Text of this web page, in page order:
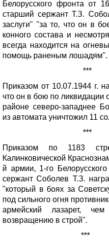
Белорусского фронта от
старший сержант Т.З.
заслуги" "за то, что он в
конного состава и
всегда находится на
помощь раненым лошадям".
***
Приказом от 10.07.1944 г.
что он в бою по ликвидации
районе северо-западнее
из автомата уничтожил 11
***
Приказом по 1183
Калинковической
й армии, 1-го
сержант Соболев Т.З.
"который в боях за
под сильного огня
армейский лазарет,
возвращению в строй".
***